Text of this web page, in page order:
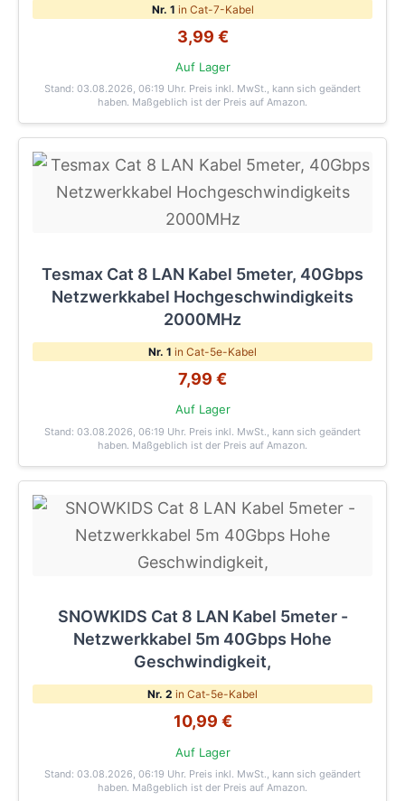
Nr. 1 in Cat-7-Kabel
3,99 €
Auf Lager
Stand: 03.08.2026, 06:19 Uhr. Preis inkl. MwSt., kann sich geändert
haben. Maßgeblich ist der Preis auf Amazon.
Tesmax Cat 8 LAN Kabel 5meter, 40Gbps
Netzwerkkabel Hochgeschwindigkeits
2000MHz
Nr. 1 in Cat-5e-Kabel
7,99 €
Auf Lager
Stand: 03.08.2026, 06:19 Uhr. Preis inkl. MwSt., kann sich geändert
haben. Maßgeblich ist der Preis auf Amazon.
SNOWKIDS Cat 8 LAN Kabel 5meter -
Netzwerkkabel 5m 40Gbps Hohe
Geschwindigkeit,
Nr. 2 in Cat-5e-Kabel
10,99 €
Auf Lager
Stand: 03.08.2026, 06:19 Uhr. Preis inkl. MwSt., kann sich geändert
haben. Maßgeblich ist der Preis auf Amazon.